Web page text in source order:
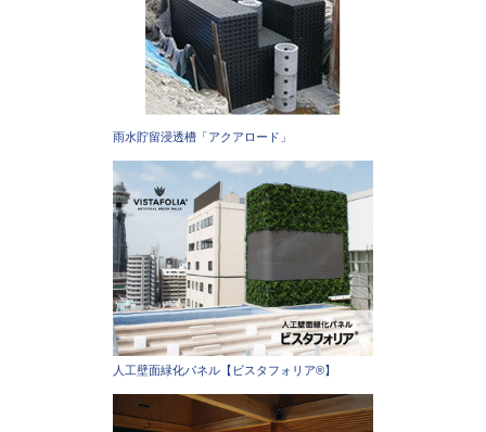
雨水貯留浸透槽「アクアロード」
人工壁面緑化パネル【ビスタフォリア®】